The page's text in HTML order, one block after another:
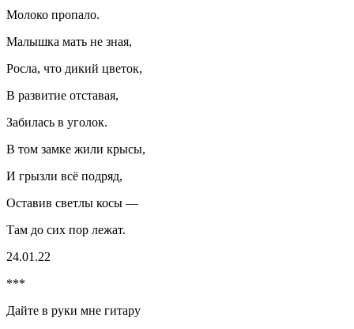
Молоко пропало.
Малышка мать не зная,
Росла, что дикий цветок,
В развитие отставая,
Забилась в уголок.
В том замке жили крысы,
И грызли всё подряд,
Оставив светлы косы —
Там до сих пор лежат.
24.01.22
***
Дайте в руки мне гитару